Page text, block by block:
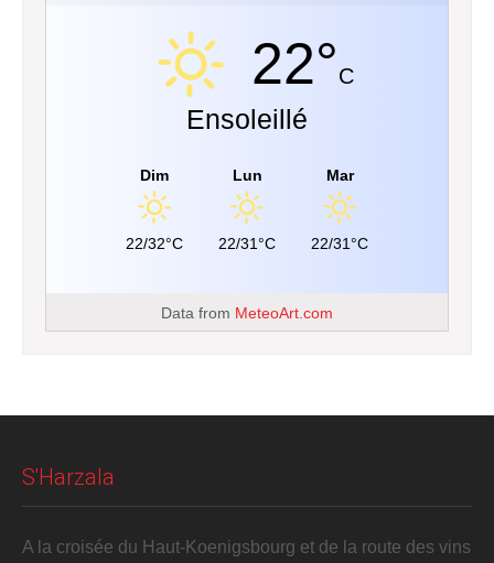
22°C
Ensoleillé
Dim
22/32°C
Lun
22/31°C
Mar
22/31°C
Data from MeteoArt.com
S'Harzala
A la croisée du Haut-Koenigsbourg et de la route des vins